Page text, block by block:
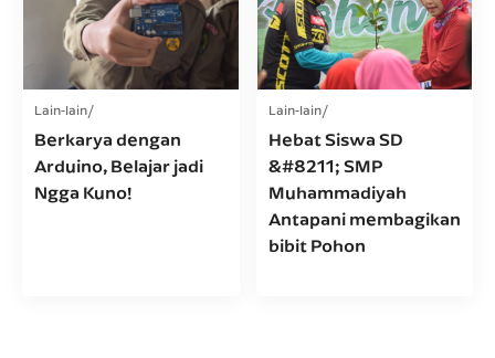
Lain-lain
Berkarya dengan
Arduino, Belajar jadi
Ngga Kuno!
Lain-lain
Hebat Siswa SD
&#8211; SMP
Muhammadiyah
Antapani membagikan
bibit Pohon